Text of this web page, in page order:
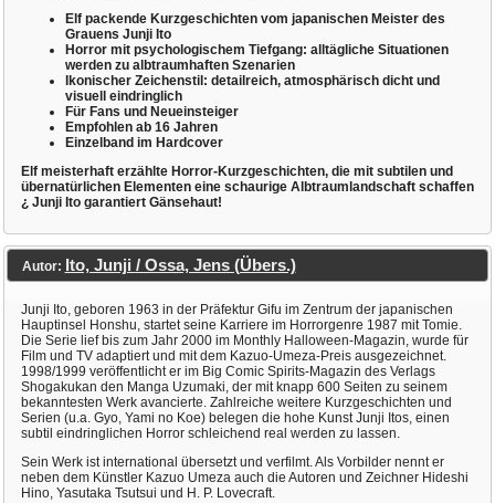
Elf packende Kurzgeschichten vom japanischen Meister des
Grauens Junji Ito
Horror mit psychologischem Tiefgang: alltägliche Situationen
werden zu albtraumhaften Szenarien
Ikonischer Zeichenstil: detailreich, atmosphärisch dicht und
visuell eindringlich
Für Fans und Neueinsteiger
Empfohlen ab 16 Jahren
Einzelband im Hardcover
Elf meisterhaft erzählte Horror-Kurzgeschichten, die mit subtilen und
übernatürlichen Elementen eine schaurige Albtraumlandschaft schaffen
¿ Junji Ito garantiert Gänsehaut!
Autor: Ito, Junji / Ossa, Jens (Übers.)
Junji Ito, geboren 1963 in der Präfektur Gifu im Zentrum der japanischen
Hauptinsel Honshu, startet seine Karriere im Horrorgenre 1987 mit Tomie.
Die Serie lief bis zum Jahr 2000 im Monthly Halloween-Magazin, wurde für
Film und TV adaptiert und mit dem Kazuo-Umeza-Preis ausgezeichnet.
1998/1999 veröffentlicht er im Big Comic Spirits-Magazin des Verlags
Shogakukan den Manga Uzumaki, der mit knapp 600 Seiten zu seinem
bekanntesten Werk avancierte. Zahlreiche weitere Kurzgeschichten und
Serien (u.a. Gyo, Yami no Koe) belegen die hohe Kunst Junji Itos, einen
subtil eindringlichen Horror schleichend real werden zu lassen.
Sein Werk ist international übersetzt und verfilmt. Als Vorbilder nennt er
neben dem Künstler Kazuo Umeza auch die Autoren und Zeichner Hideshi
Hino, Yasutaka Tsutsui und H. P. Lovecraft.